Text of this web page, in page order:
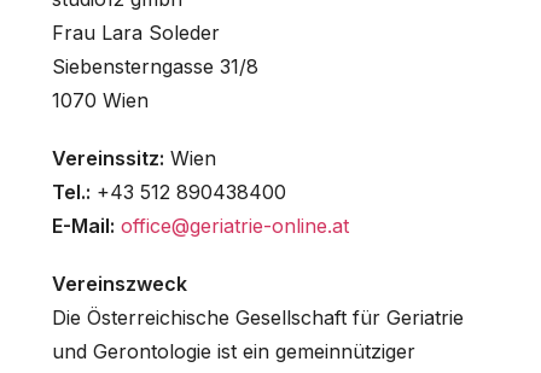
Frau Lara Soleder
Siebensterngasse 31/8
1070 Wien
Vereinssitz: Wien
Tel.: +43 512 890438400
E-Mail: office@geriatrie-online.at
Vereinszweck
Die Österreichische Gesellschaft für Geriatrie
und Gerontologie ist ein gemeinnütziger